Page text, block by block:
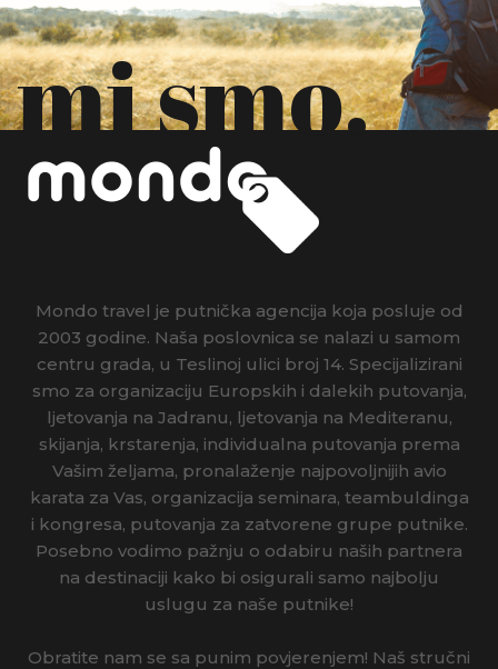
mi smo.
Mondo travel je putnička agencija koja posluje od
2003 godine. Naša poslovnica se nalazi u samom
centru grada, u Teslinoj ulici broj 14. Specijalizirani
smo za organizaciju Europskih i dalekih putovanja,
ljetovanja na Jadranu, ljetovanja na Mediteranu,
skijanja, krstarenja, individualna putovanja prema
Vašim željama, pronalaženje najpovoljnijih avio
karata za Vas, organizacija seminara, teambuldinga
i kongresa, putovanja za zatvorene grupe putnike.
Posebno vodimo pažnju o odabiru naših partnera
na destinaciji kako bi osigurali samo najbolju
uslugu za naše putnike!
Obratite nam se sa punim povjerenjem! Naš stručni